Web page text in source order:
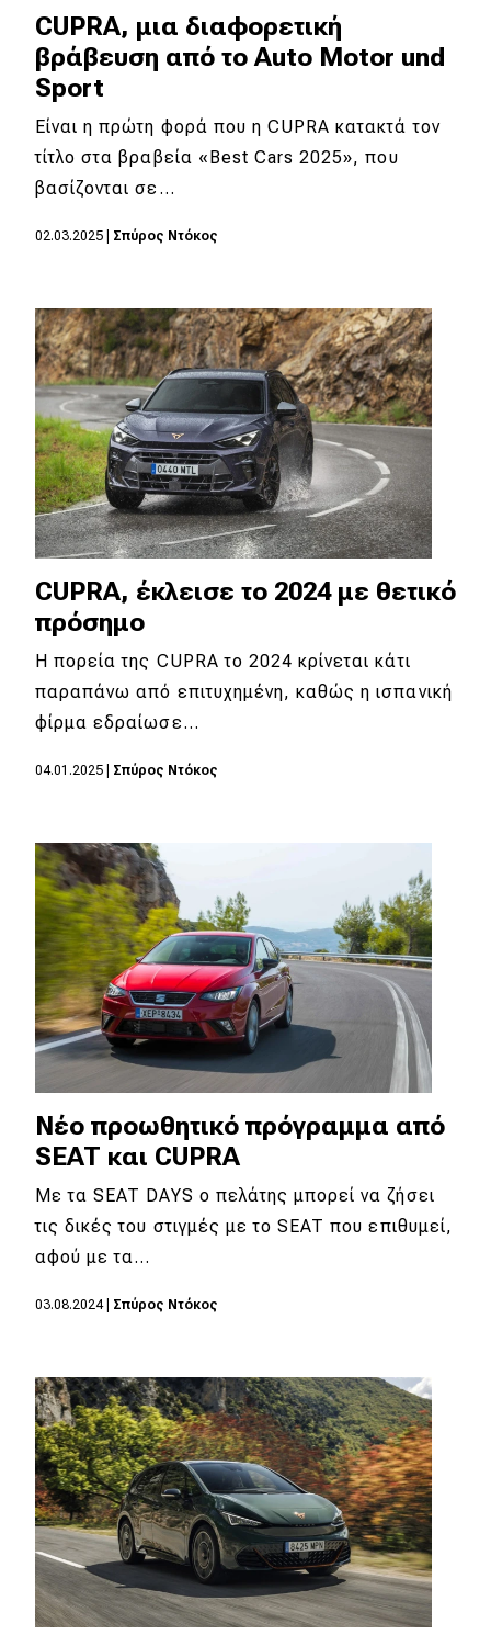
CUPRA, μια διαφορετική
βράβευση από το Auto Motor und
Sport
Είναι η πρώτη φορά που η CUPRA κατακτά τον
τίτλο στα βραβεία «Best Cars 2025», που
βασίζονται σε…
02.03.2025 Σπύρος Ντόκος
CUPRA, έκλεισε το 2024 με θετικό
πρόσημο
Η πορεία της CUPRA το 2024 κρίνεται κάτι
παραπάνω από επιτυχημένη, καθώς η ισπανική
φίρμα εδραίωσε…
04.01.2025 Σπύρος Ντόκος
Νέο προωθητικό πρόγραμμα από
SEAT και CUPRA
Mε τα SEAT DAYS ο πελάτης μπορεί να ζήσει
τις δικές του στιγμές με το SEAT που επιθυμεί,
αφού με τα…
03.08.2024| Σπύρος Ντόκος